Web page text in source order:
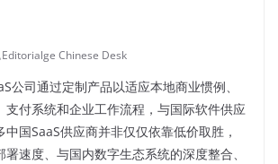
Editorialge Chinese Desk
公司通过定制产品以适应本地商业惯例、
支付系统和企业工作流程，与国际软件供应
国SaaS供应商并非仅仅依靠低价取胜，
速度、与国内数字生态系统的深度整合、